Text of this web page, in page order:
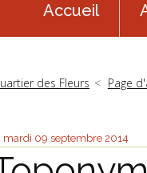
Accueil
des Fleurs Page
mardi 09 septembre 2014